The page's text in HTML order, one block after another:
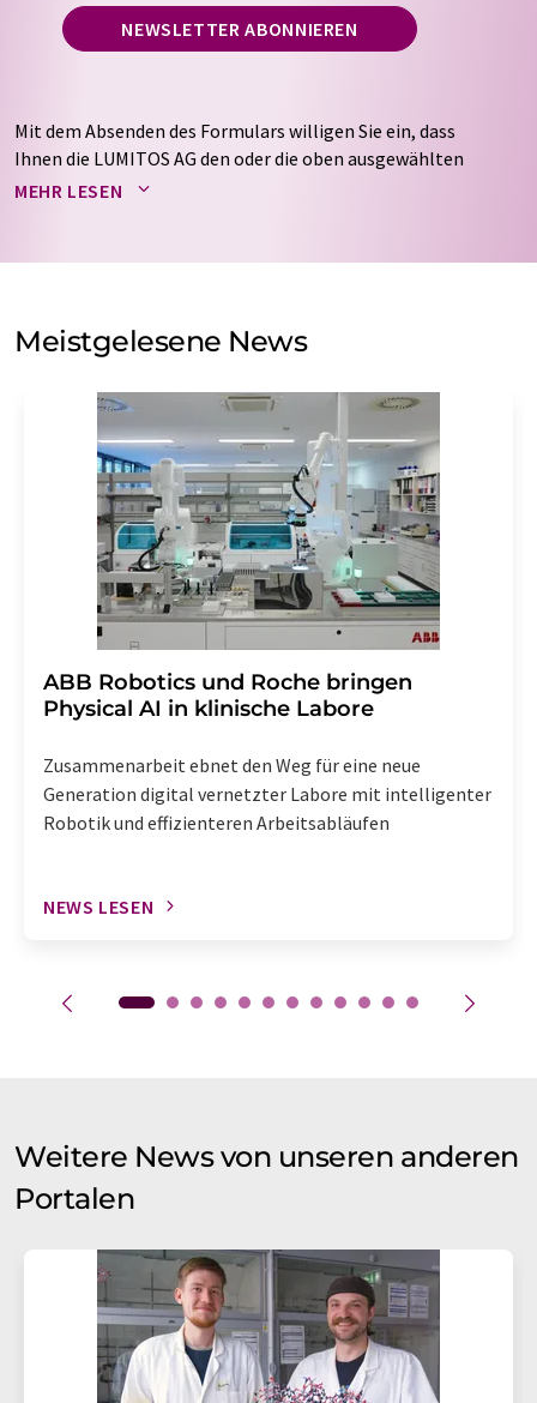
NEWSLETTER ABONNIEREN
Mit dem Absenden des Formulars willigen Sie ein, dass
Ihnen die LUMITOS AG den oder die oben ausgewählten
Newsletter per E-Mail zusendet. Ihre Daten werden
auf Basis unsererDatenschutzerklärung. LUMITOS darf
Meinungsforschung per E-Mail kontaktieren. Ihre
Einwilligung können Sie jederzeit ohne Angabe von
Str. 2, 12489 Berlin oder per E-Mail unter
widerruf@lumitos.commit Wirkung für die Zukunft
widerrufen. Zudem ist in jeder E-Mail ein Link zur
Abbestellung des entsprechenden Newsletters
enthalten.
MEHR LESEN
Meistgelesene News
​​​​​​​ABB Robotics und Roche bringen
Physical AI in klinische Labore
Zusammenarbeit ebnet den Weg für eine neue
Generation digital vernetzter Labore mit intelligenter
Robotik und effizienteren Arbeitsabläufen
NEWS LESEN
Weitere News von unseren anderen
Portalen